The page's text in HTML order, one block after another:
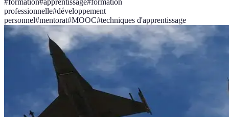
professionnelle#développement
personnel#mentorat#MOOC#techniques d'apprentissage